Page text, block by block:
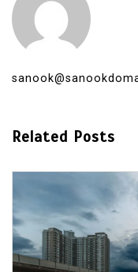
Related Posts